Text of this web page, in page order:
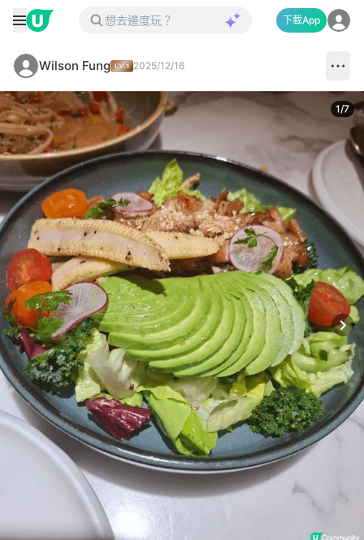
下載App
Wilson Fung 2025/12/16
1/7